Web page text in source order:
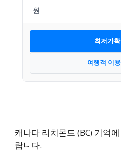
최저가
여행객 이
캐나다 리치몬드 (BC) 기억
랍니다.